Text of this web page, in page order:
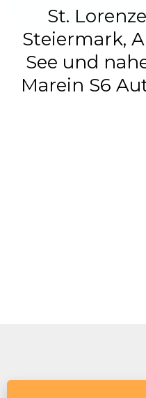
St.
Steiermark,
See und
Marein S6